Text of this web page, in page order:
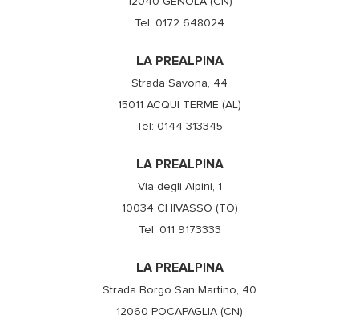
Tel: 0172 648024
LA PREALPINA
Strada Savona, 44
15011 ACQUI TERME (AL)
Tel: 0144 313345
LA PREALPINA
Via degli Alpini, 1
10034 CHIVASSO (TO)
Tel: 011 9173333
LA PREALPINA
Strada Borgo San Martino, 40
12060 POCAPAGLIA (CN)